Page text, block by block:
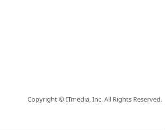
Copyright © ITmedia, Inc. All Rights Reserved.